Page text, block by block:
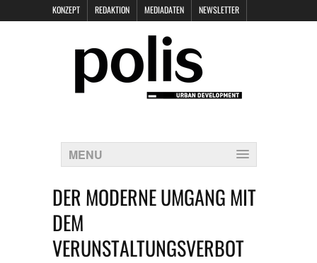
KONZEPT REDAKTION MEDIADATEN NEWSLETTER
DATENSCHUTZ
MENU
DER MODERNE UMGANG MIT
DEM
VERUNSTALTUNGSVERBOT